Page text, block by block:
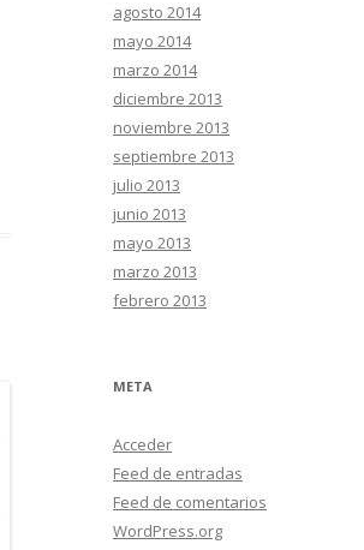
agosto 2014
mayo 2014
marzo 2014
diciembre 2013
noviembre 2013
septiembre 2013
julio 2013
junio 2013
mayo 2013
marzo 2013
febrero 2013
META
Acceder
Feed de entradas
Feed de comentarios
WordPress.org